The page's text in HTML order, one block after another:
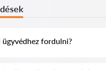
fordulni?